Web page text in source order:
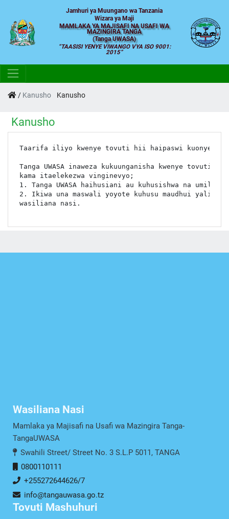
Jamhuri ya Muungano wa Tanzania
Wizara ya Maji
MAMLAKA YA MAJISAFI NA USAFI WA
MAZINGIRA TANGA
(Tanga UWASA)
TAASISI YENYE VIWANGO VYA ISO 9001:
2015
/ Kanusho Kanusho
Kanusho
Taarifa iliyo kwenye tovuti hii haipaswi
Tanga UWASA inaweza kukuunganisha kwenye
kama itaelekezwa vinginevyo;
1. Tanga UWASA haihusiani au kuhusishwa na
2. Ikiwa una maswali yoyote kuhusu maudhui
wasiliana nasi.
Wasiliana Nasi
Mamlaka ya Majisafi na Usafi wa Mazingira Tanga-
TangaUWASA
Swahili Street/ Street No. 3 S.L.P 5011, TANGA
0800110111
+255272644626/7
info@tangauwasa.go.tz
Tovuti Mashuhuri